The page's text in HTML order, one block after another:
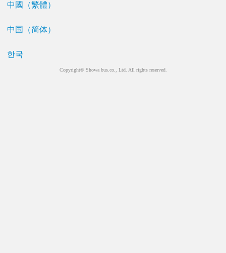
中國（繁體）
中国（简体）
한국
Copyright© Showa bus.co., Ltd. All rights reserved.